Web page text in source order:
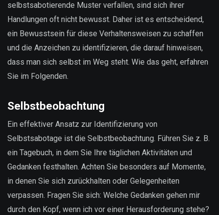
selbstsabotierende Muster verfallen, sind sich ihrer
Handlungen oft nicht bewusst. Daher ist es entscheidend,
ein Bewusstsein für diese Verhaltensweisen zu schaffen
und die Anzeichen zu identifizieren, die darauf hinweisen,
dass man sich selbst im Weg steht. Wie das geht, erfahren
Sie im Folgenden.
Selbstbeobachtung
Ein effektiver Ansatz zur Identifizierung von
Selbstsabotage ist die Selbstbeobachtung. Führen Sie z. B.
ein Tagebuch, in dem Sie Ihre täglichen Aktivitäten und
Gedanken festhalten. Achten Sie besonders auf Momente,
in denen Sie sich zurückhalten oder Gelegenheiten
verpassen. Fragen Sie sich: Welche Gedanken gehen mir
durch den Kopf, wenn ich vor einer Herausforderung stehe?